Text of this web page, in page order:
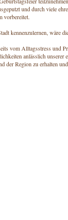
und durch viele
vorbereitet.
kennenzulernen, wäre
vom Alltagsstress und
anlässlich unserer
der Region zu erhalten